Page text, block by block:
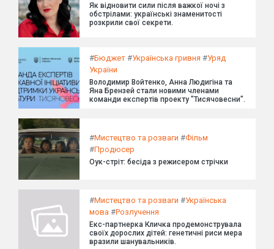
Як відновити сили після важкої ночі з
обстрілами: українські знаменитості
розкрили свої секрети.
#Бюджет #Українська гривня #Уряд
України
Володимир Войтенко, Анна Людигіна та
Яна Брензей стали новими членами
команди експертів проекту "Тисячовесни".
#Мистецтво та розваги #Фільм
#Продюсер
Оук-стріт: бесіда з режисером стрічки
#Мистецтво та розваги #Українська
мова #Розлучення
Екс-партнерка Кличка продемонструвала
своїх дорослих дітей: генетичні риси мера
вразили шанувальників.